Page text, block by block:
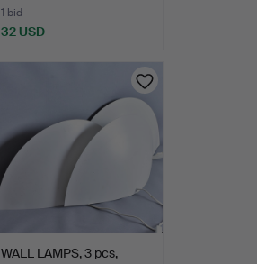
1 bid
32 USD
WALL LAMPS, 3 pcs,